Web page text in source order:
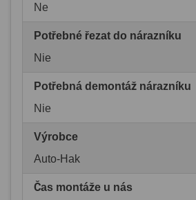
Ne
Potřebné řezat do nárazníku
Nie
Potřebná demontáž nárazníku
Nie
Výrobce
Auto-Hak
Čas montáže u nás